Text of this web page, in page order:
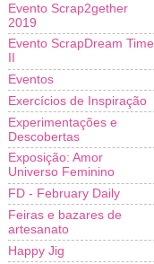
Evento Scrap2gether
2019
Evento ScrapDream Time
Eventos
Exercícios de Inspiração
Experimentações e
Descobertas
Exposição: Amor
Universo Feminino
FD - February Daily
Feiras e bazares de
artesanato
Happy Jig